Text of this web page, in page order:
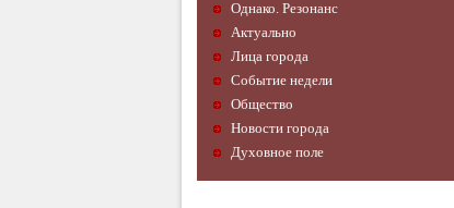
Однако. Резонанс
Актуально
Лица города
Событие недели
Общество
Новости города
Духовное поле